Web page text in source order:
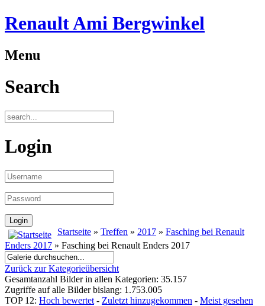
Renault Ami Bergwinkel
Menu
Search
Login
Startseite » Treffen » 2017 » Fasching bei Renault
Enders 2017 » Fasching bei Renault Enders 2017
Zurück zur Kategorieübersicht
Gesamtanzahl Bilder in allen Kategorien: 35.157
Zugriffe auf alle Bilder bislang: 1.753.005
TOP 12: Hoch bewertet - Zuletzt hinzugekommen - Meist gesehen